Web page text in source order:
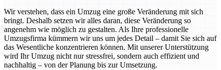
Wir verstehen, dass ein Umzug eine große Veränderung mit sich
bringt. Deshalb setzen wir alles daran, diese Veränderung so
angenehm wie möglich zu gestalten. Als Ihre professionelle
Umzugsfirma kümmern wir uns um jedes Detail – damit Sie sich auf
das Wesentliche konzentrieren können. Mit unserer Unterstützung
wird Ihr Umzug nicht nur stressfrei, sondern auch effizient und
nachhaltig – von der Planung bis zur Umsetzung.